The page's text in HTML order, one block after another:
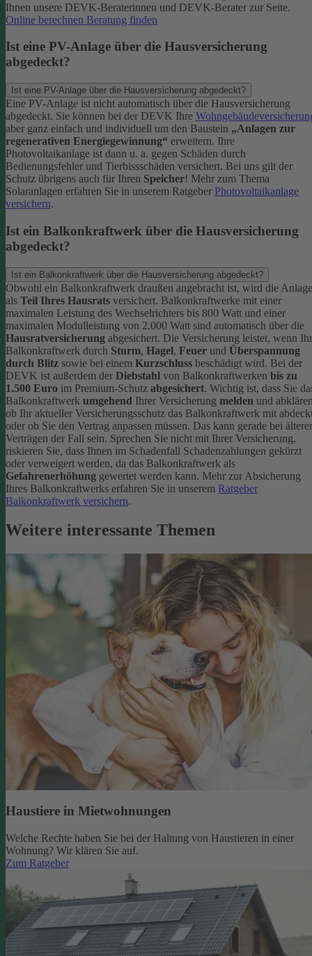
Ihnen unsere DEVK-Beraterinnen und DEVK-Berater zur Seite.
Online berechnen Beratung finden
Ist eine PV-Anlage über die Hausversicherung
abgedeckt?
Ist eine PV-Anlage über die Hausversicherung abgedeckt?
Eine PV-Anlage ist nicht automatisch über die Hausversicherung
abgedeckt. Sie können bei der DEVK Ihre
aber ganz einfach und individuell um den Baustein „Anlagen zur
regenerativen Energiegewinnung“ erweitern. Ihre
Photovoltaikanlage ist dann u. a. gegen Schäden durch
Bedienungsfehler und Tierbissschäden versichert. Bei uns gilt der
Schutz übrigens auch für Ihren Speicher! Mehr zum Thema
Solaranlagen erfahren Sie in unserem Ratgeber Photovoltaikanlage
versichern.
Ist ein Balkonkraftwerk über die Hausversicherung
abgedeckt?
Ist ein Balkonkraftwerk über die Hausversicherung abgedeckt?
Obwohl ein Balkonkraftwerk draußen angebracht ist, wird die Anlage
als Teil Ihres Hausrats versichert. Balkonkraftwerke mit einer
maximalen Leistung des Wechselrichters bis 800 Watt und einer
maximalen Modulleistung von 2.000 Watt sind automatisch über die
Hausratversicherung abgesichert. Die Versicherung leistet, wenn Ihr
Balkonkraftwerk durch Sturm, Hagel, Feuer und Überspannung
durch Blitz sowie bei einem Kurzschluss beschädigt wird. Bei der
DEVK ist außerdem der Diebstahl von Balkonkraftwerken bis zu
1.500 Euro im Premium-Schutz abgesichert. Wichtig ist, dass Sie
Balkonkraftwerk umgehend Ihrer Versicherung melden und
ob Ihr aktueller Versicherungsschutz das Balkonkraftwerk mit
oder ob Sie den Vertrag anpassen müssen. Das kann gerade bei
Verträgen der Fall sein. Sprechen Sie nicht mit Ihrer Versicherung,
riskieren Sie, dass Ihnen im Schadenfall Schadenzahlungen gekürzt
oder verweigert werden, da das Balkonkraftwerk als
Gefahrenerhöhung gewertet werden kann. Mehr zur Absicherung
Ihres Balkonkraftwerks erfahren Sie in unserem Ratgeber
Balkonkraftwerk versichern.
Weitere interessante Themen
Haustiere in Mietwohnungen
Welche Rechte haben Sie bei der Haltung von Haustieren in einer
Wohnung? Wir klären Sie auf.
Zum Ratgeber